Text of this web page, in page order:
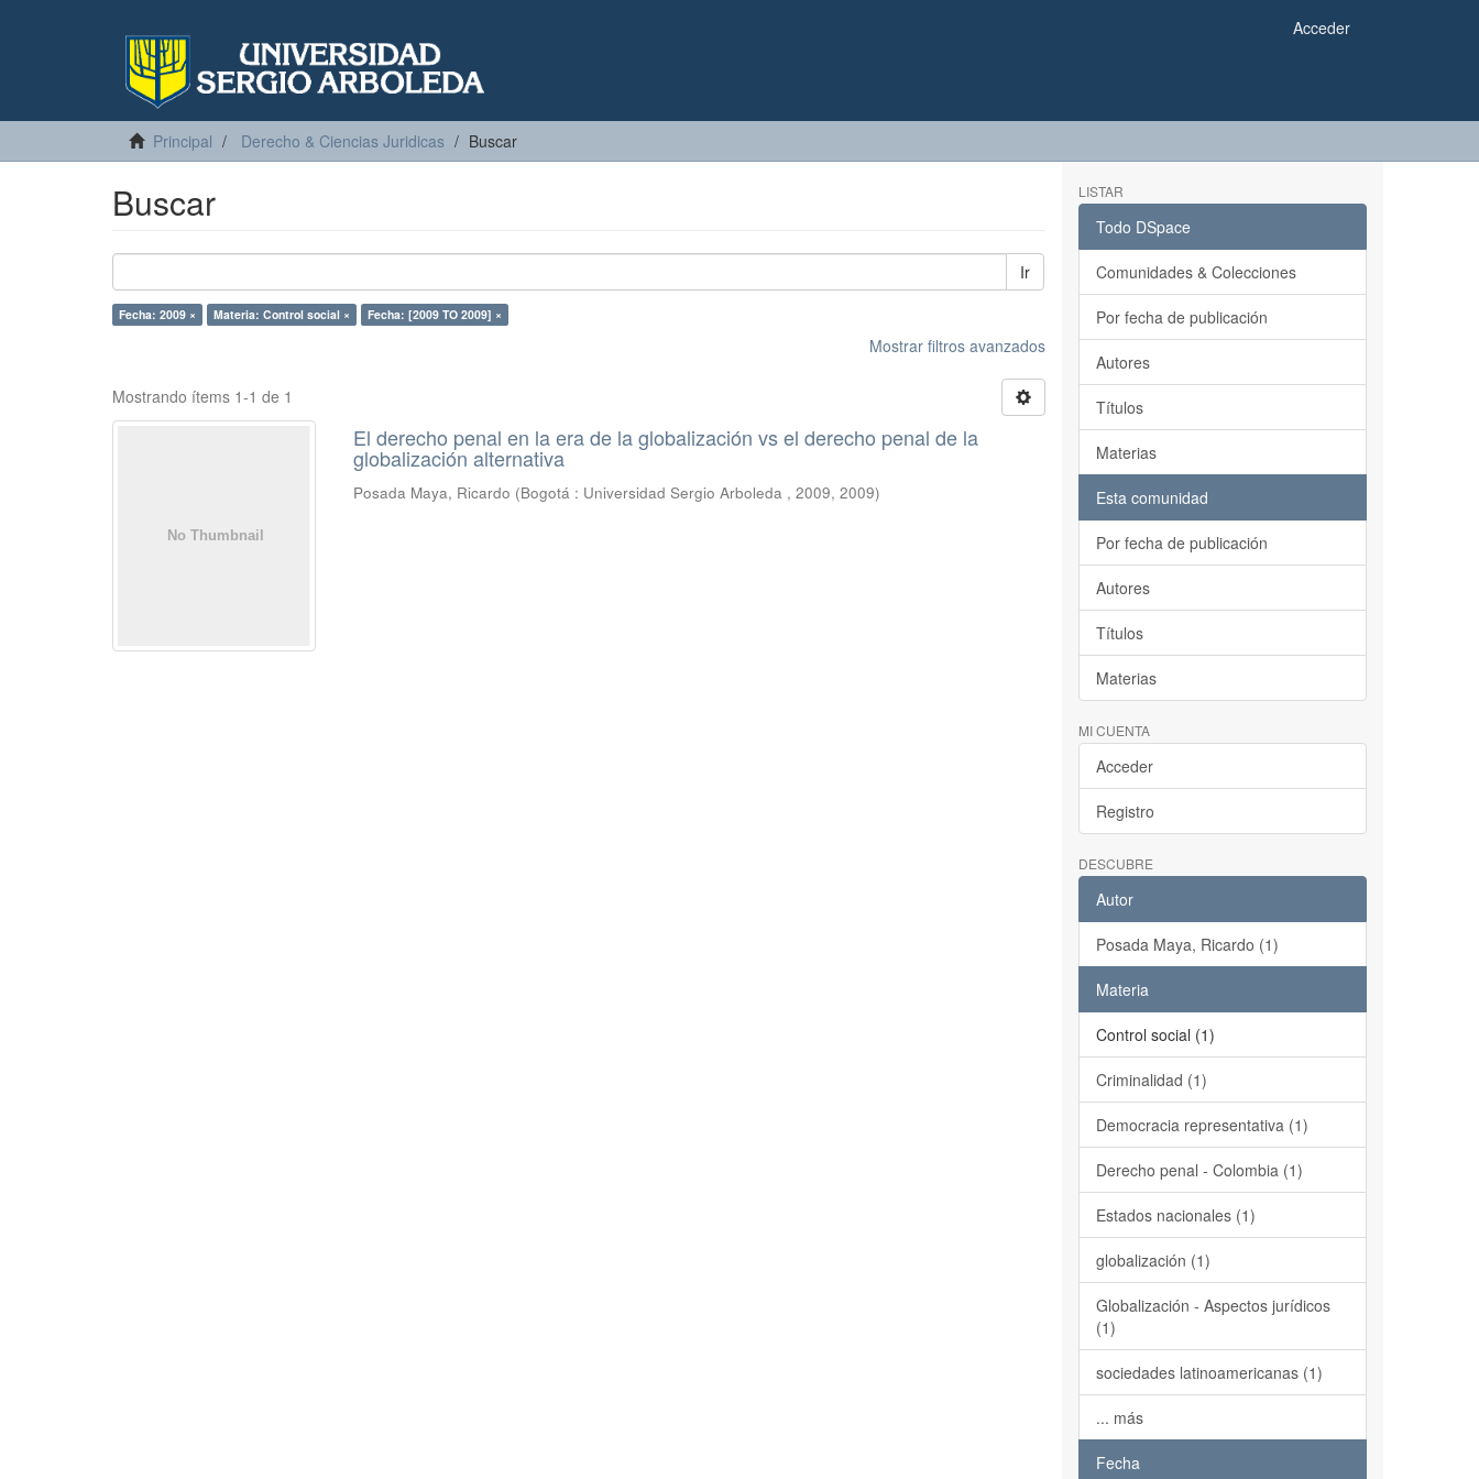
Acceder
Principal Derecho & Ciencias Juridicas Buscar
Buscar
Ir
Fecha: 2009 × Materia: Control social × Fecha: [2009 TO 2009] ×
Mostrar filtros avanzados
Mostrando ítems 1-1 de 1
El derecho penal en la era de la globalización vs el derecho penal de la
globalización alternativa
Posada Maya, Ricardo (Bogotá : Universidad Sergio Arboleda , 2009,2009)
LISTAR
Todo DSpace
Comunidades & Colecciones
Por fecha de publicación
Autores
Títulos
Materias
Esta comunidad
Por fecha de publicación
Autores
Títulos
Materias
MI CUENTA
Acceder
Registro
DESCUBRE
Autor
Posada Maya, Ricardo (1)
Materia
Control social (1)
Criminalidad (1)
Democracia representativa (1)
Derecho penal - Colombia (1)
Estados nacionales (1)
globalización (1)
Globalización - Aspectos jurídicos
(1)
sociedades latinoamericanas (1)
... más
Fecha